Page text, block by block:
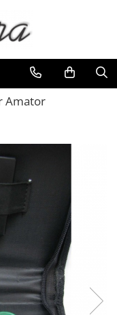
Amator